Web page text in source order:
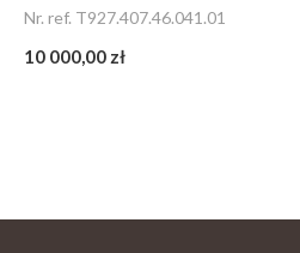
Nr. ref. T927.407.46.041.01
10 000,00 zł